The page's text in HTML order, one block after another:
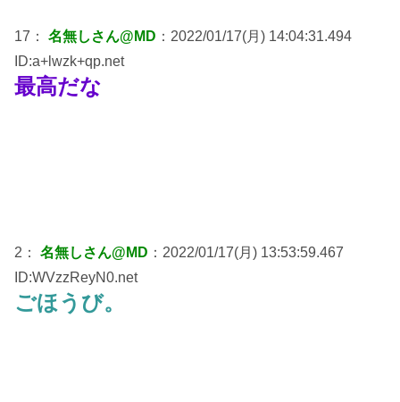
17： 名無しさん@MD ：2022/01/17(月) 14:04:31.494
ID:a+lwzk+qp.net
最高だな
2： 名無しさん@MD ：2022/01/17(月) 13:53:59.467
ID:WVzzReyN0.net
ごほうび。